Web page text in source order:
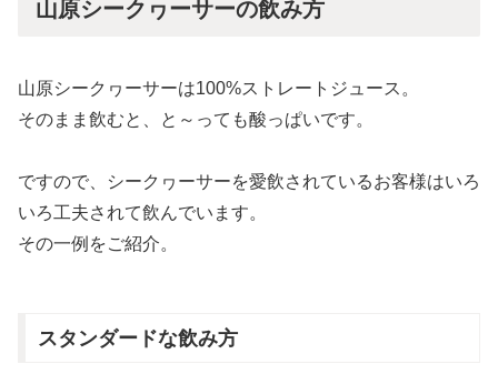
山原シークヮーサーの飲み方
山原シークヮーサーは100%ストレートジュース。
そのまま飲むと、と～っても酸っぱいです。
ですので、シークヮーサーを愛飲されているお客様はいろ
いろ工夫されて飲んでいます。
その一例をご紹介。
スタンダードな飲み方